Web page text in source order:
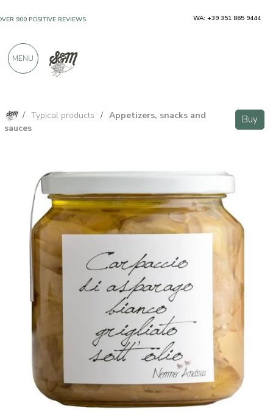
/ Typical products / Appetizers, snacks and
sauces
Buy
900 POSITIVE REVIEWS WA: +39 351 865 9444
MENU